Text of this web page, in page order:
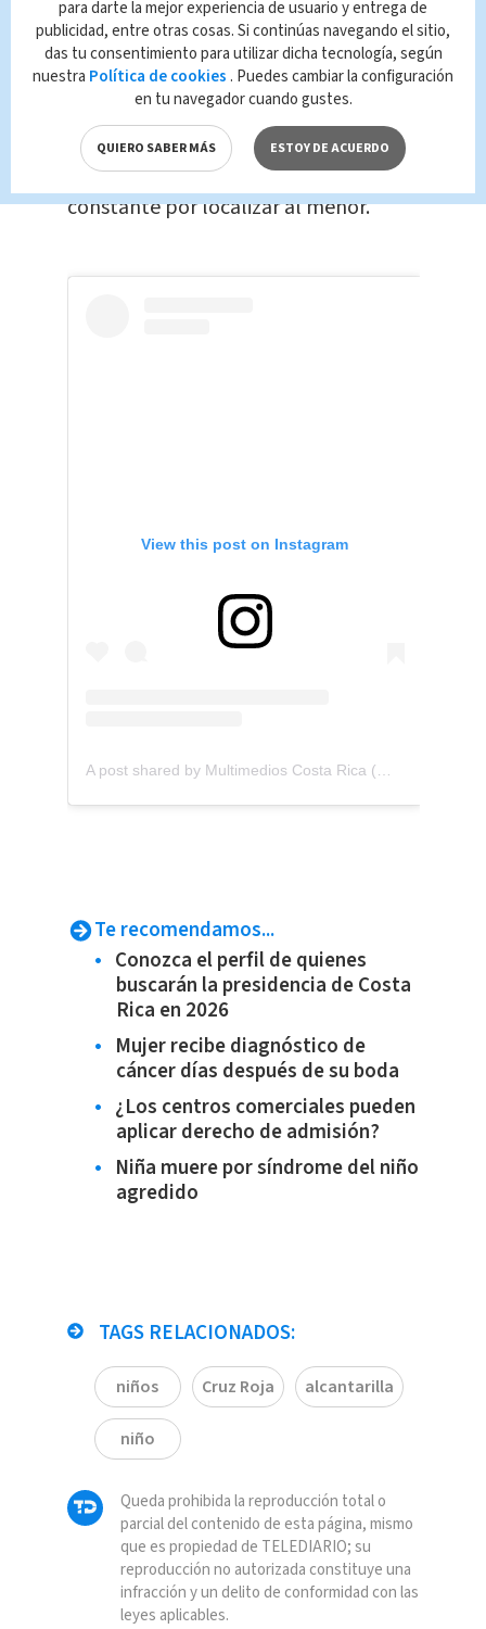
El caso ha conmovido a la comunidad
nacional y ha puesto en evidencia el
compromiso de los cuerpos de
socorro, que durante una semana
desplegaron todos sus recursos
técnicos y humanos en un esfuerzo
constante por localizar al menor.
View this post on Instagram
A post shared by Multimedios Costa Rica (@multimedios.cr)
Te recomendamos...
Conozca el perfil de quienes
buscarán la presidencia de Costa
Rica en 2026
Mujer recibe diagnóstico de
cáncer días después de su boda
¿Los centros comerciales pueden
aplicar derecho de admisión?
Niña muere por síndrome del niño
agredido
TAGS RELACIONADOS:
niños Cruz Roja alcantarilla
niño
Queda prohibida la reproducción total o
parcial del contenido de esta página, mismo
que es propiedad de TELEDIARIO; su
reproducción no autorizada constituye una
infracción y un delito de conformidad con las
leyes aplicables.
para darte la mejor experiencia de usuario y entrega de
publicidad, entre otras cosas. Si continúas navegando el sitio,
das tu consentimiento para utilizar dicha tecnología, según
nuestra Política de cookies . Puedes cambiar la configuración
en tu navegador cuando gustes.
QUIERO SABER MÁS ESTOY DE ACUERDO